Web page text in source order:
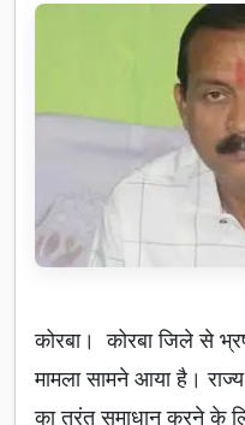
कोरबा। कोरबा जिले से
मामला सामने आया है।
का तुरंत समाधान करने के